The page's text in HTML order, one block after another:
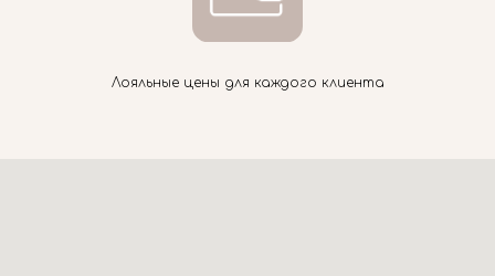
Лояльные цены для каждого клиента